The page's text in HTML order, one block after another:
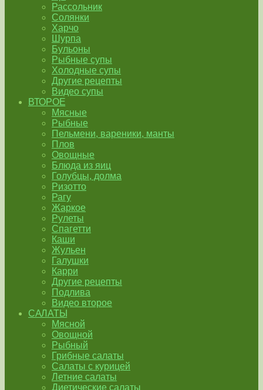
Рассольник
Солянки
Харчо
Шурпа
Бульоны
Рыбные супы
Холодные супы
Другие рецепты
Видео супы
ВТОРОЕ
Мясные
Рыбные
Пельмени, вареники, манты
Плов
Овощные
Блюда из яиц
Голубцы, долма
Ризотто
Рагу
Жаркое
Рулеты
Спагетти
Каши
Жульен
Галушки
Карри
Другие рецепты
Подлива
Видео второе
САЛАТЫ
Мясной
Овощной
Рыбный
Грибные салаты
Салаты с курицей
Летние салаты
Диетические салаты